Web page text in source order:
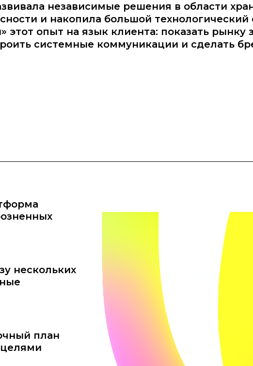
независимые решения в области
и накопила большой технологический
этот опыт на язык клиента: показать рынку
системные коммуникации и сделать
нескольких
план